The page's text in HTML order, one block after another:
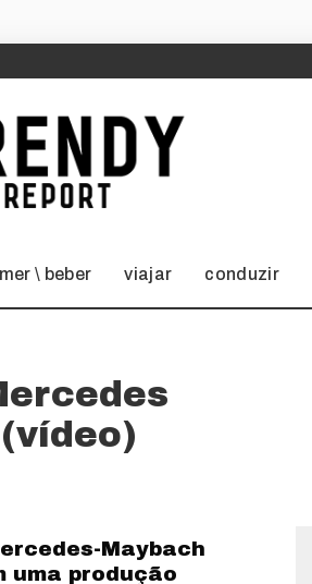
\ beber viajar conduzir
Maybach
uma produção